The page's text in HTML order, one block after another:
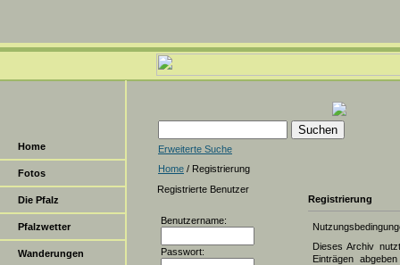
Home
Fotos
Die Pfalz
Pfalzwetter
Wanderungen
Erweiterte Suche
Home / Registrierung
Registrierte Benutzer
Benutzername:
Passwort:
Registrierung
Dieses Archiv
Einträgen